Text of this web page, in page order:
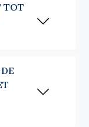
TOT